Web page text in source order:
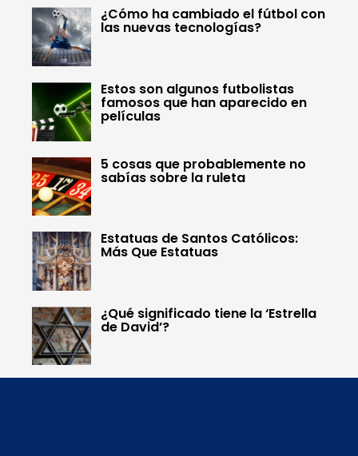
¿Cómo ha cambiado el fútbol con
las nuevas tecnologías?
Estos son algunos futbolistas
famosos que han aparecido en
películas
5 cosas que probablemente no
sabías sobre la ruleta
Estatuas de Santos Católicos:
Más Que Estatuas
¿Qué significado tiene la ‘Estrella
de David’?